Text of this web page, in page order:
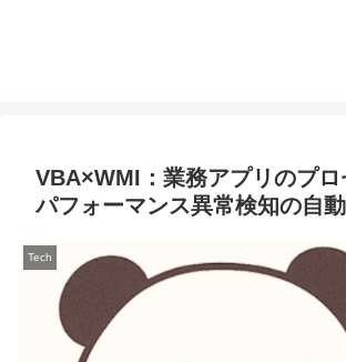
VBA×WMI：業務アプリのプロ
パフォーマンス異常検知の自
Tech